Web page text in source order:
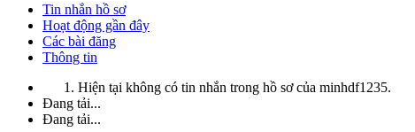
Tin nhắn hồ sơ
Hoạt động gần đây
Các bài đăng
Thông tin
Hiện tại không có tin nhắn trong hồ sơ của minhdf1235.
Đang tải...
Đang tải...